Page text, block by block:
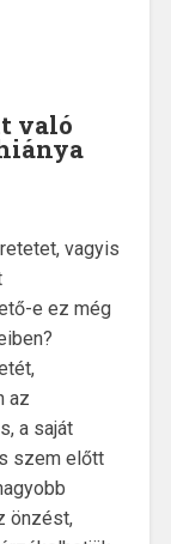
való
vagyis
e ez még
az
a saját
szem előtt
önzést,